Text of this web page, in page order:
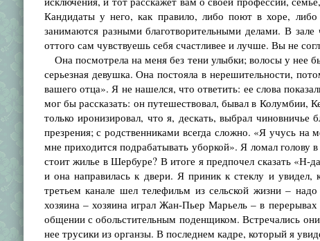
Кандидаты у него, как правило, либо поют в хоре, либо
занимаются разными благотворительными делами. В
оттого сам чув­ствуешь себя счастливее и лучше. Вы не
Она посмотрела на меня без тени улыбки; волосы у нее
серьезная девушка. Она постояла в нерешительности,
вашего отца». Я не нашел­ся, что ответить: ее слова
мог бы рассказать: он путешествовал, бывал в Колумбии,
только иронизировал, что я, дескать, выбрал чиновничье
презрения; с родственниками всегда сложно. «Я учусь
мне приходится подрабатывать уборкой». Я ломал голову
стоит жилье в Шербуре? В итоге я предпочел сказать
и она направилась к двери. Я приник к стеклу и увидел,
третьем канале шел телефильм из сельской жизни –
хозяина – хозяина играл Жан-Пьер Марьель – в
общении с обольстительным поденщиком. Встречались
нее трусики из органзы. В последнем кадре, который я